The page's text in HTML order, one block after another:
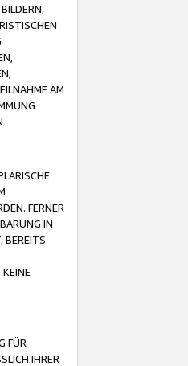
AM
FERNER
IN
BEREITS
KEINE
FÜR
IHRER